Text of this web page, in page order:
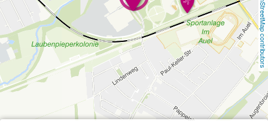
OpenStreetMap contributors